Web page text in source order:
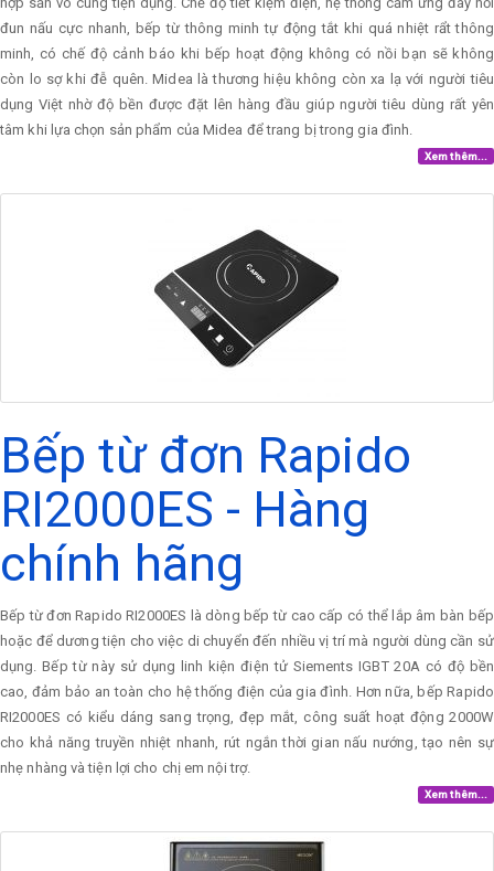
đun nấu cực nhanh, bếp từ thông minh tự động tắt khi quá nhiệt rẩt thông
minh, có chế độ cảnh báo khi bếp hoạt động không có nồi bạn sẽ không
còn lo sợ khi đễ quên. Midea là thương hiệu không còn xa lạ với người tiêu
dụng Việt nhờ độ bền được đặt lên hàng đầu giúp người tiêu dùng rất yên
tâm khi lựa chọn sản phẩm của Midea để trang bị trong gia đình.
Xem thêm...
Bếp từ đơn Rapido
RI2000ES - Hàng
chính hãng
Bếp từ đơn Rapido RI2000ES là dòng bếp từ cao cấp có thể lắp âm bàn bếp
hoặc để dương tiện cho việc di chuyển đến nhiều vị trí mà người dùng cần sử
dụng. Bếp từ này sử dụng linh kiện điện tử Siements IGBT 20A có độ bền
cao, đảm bảo an toàn cho hệ thống điện của gia đình. Hơn nữa, bếp Rapido
RI2000ES có kiểu dáng sang trọng, đẹp mắt, công suất hoạt động 2000W
cho khả năng truyền nhiệt nhanh, rút ngắn thời gian nấu nướng, tạo nên sự
nhẹ nhàng và tiện lợi cho chị em nội trợ.
Xem thêm...